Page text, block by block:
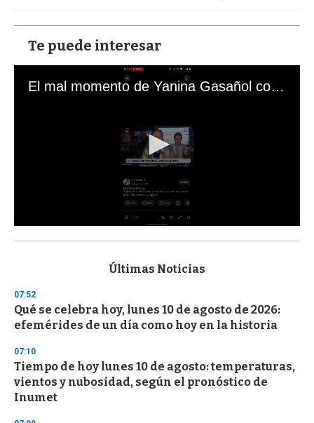
Te puede interesar
El mal momento de Yanina Gasañol con un hincha argentino en "Subrayado"
s
d
s
o
f
3
s
c
o
Últimas Noticias
07:52
Qué se celebra hoy, lunes 10 de agosto de 2026:
efemérides de un día como hoy en la historia
07:10
Tiempo de hoy lunes 10 de agosto: temperaturas,
vientos y nubosidad, según el pronóstico de
Inumet